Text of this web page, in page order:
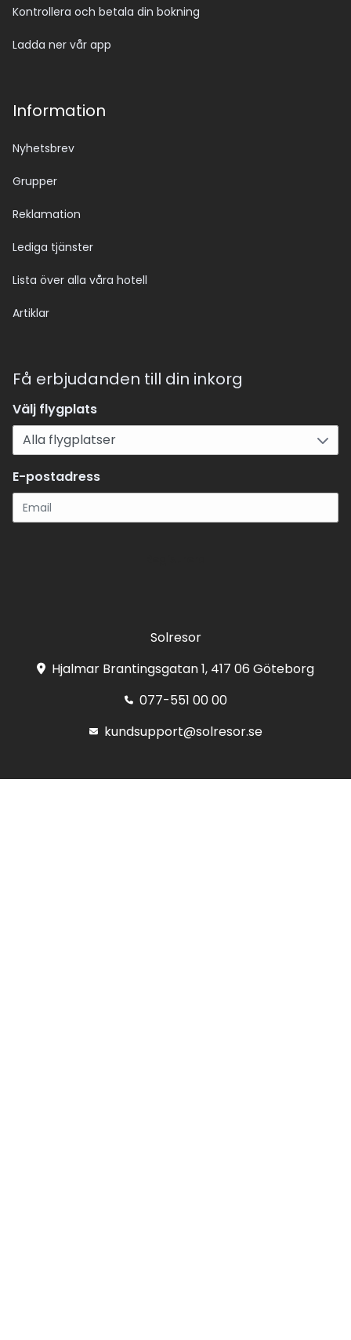
Kontrollera och betala din bokning
Ladda ner vår app
Information
Nyhetsbrev
Grupper
Reklamation
Lediga tjänster
Lista över alla våra hotell
Artiklar
Få erbjudanden till din inkorg
Välj flygplats
E-postadress
Solresor
Hjalmar Brantingsgatan 1, 417 06 Göteborg
077-551 00 00
kundsupport@solresor.se